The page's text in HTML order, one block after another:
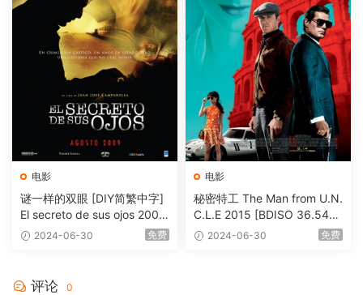
电影
谜一样的双眼 [DIY简繁中字]
El secreto de sus ojos 2009
1080p Blu-ray AVC DTS-HD
2024-06-30 免费
电影
秘密特工 The Man from U.N.
C.L.E 2015 [BDISO 36.54G
B] 2024-06-30 免费
评论 0